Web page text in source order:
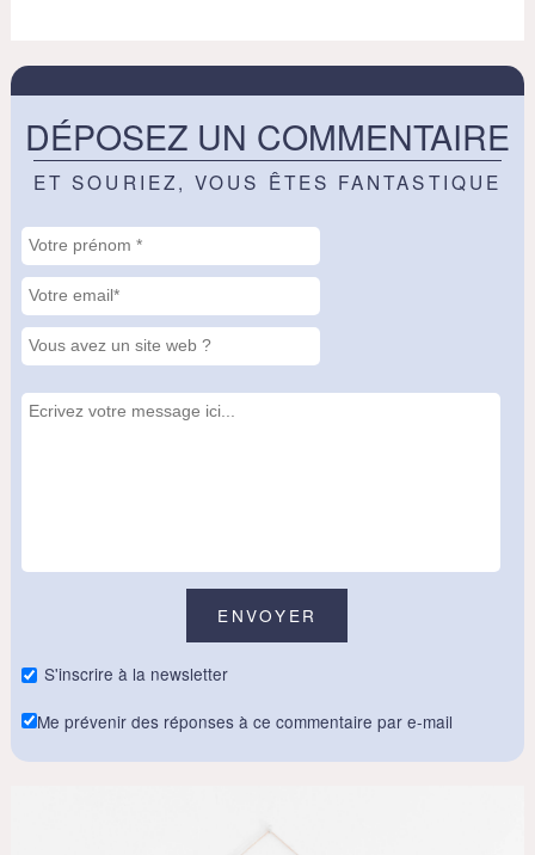
DÉPOSEZ UN COMMENTAIRE
ET SOURIEZ, VOUS ÊTES FANTASTIQUE
S'inscrire à la newsletter
Me prévenir des réponses à ce commentaire par e-mail